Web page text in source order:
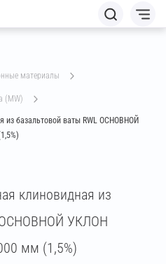
материалы
(MW)
из базальтовой ваты RWL ОСНОВНОЙ
клиновидная из
ОСНОВНОЙ УКЛОН
мм (1,5%)